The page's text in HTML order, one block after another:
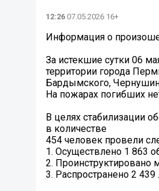
12:26 07.05.2026 16+
Информация о
За истекшие сутки 06
территории города
Бардымского,
На пожарах погибших
В целях стабилизации
в количестве
454 человек провели
1. Осуществлено 1 863
2. Проинструктировано
3. Распространено 2 439